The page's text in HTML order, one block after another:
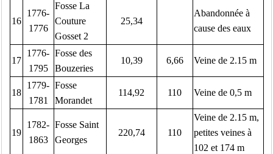
16
1776-
1776
Fosse La
Couture
Gosset 2
25,34
Abandonnée à
cause des eaux
17
1776-
1795
Fosse des
Bouzeries
10,39 6,66 Veine de 2.15 m
18
1779-
1781
Fosse
Morandet
114,92 110 Veine de 0,5 m
19
1782-
1863
Fosse Saint
Georges
220,74 110
Veine de 2.15 m,
petites veines à
102 et 174 m